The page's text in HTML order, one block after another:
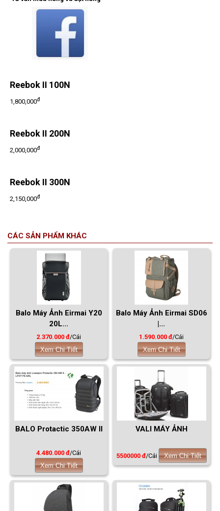
Reebok II 100N
1,800,000đ
Reebok II 200N
2,000,000đ
Reebok II 300N
2,150,000đ
CÁC SẢN PHẨM KHÁC
Balo Máy Ảnh Eirmai Y20
20L...
2.370.000 đ/Cái
Xem Chi Tiết
Balo Máy Ảnh Eirmai SD06
|...
1.590.000 đ/Cái
Xem Chi Tiết
BALO Protactic 350AW II
4.480.000 đ/Cái
Xem Chi Tiết
VALI MÁY ẢNH
5500000 đ/Cái Xem Chi Tiết